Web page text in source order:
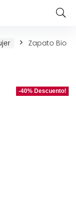
Zapato Bio
-40% Descuento!